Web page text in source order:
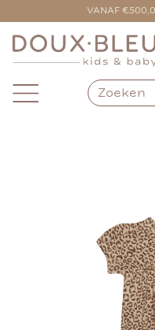
VANAF
VOOR 16:00